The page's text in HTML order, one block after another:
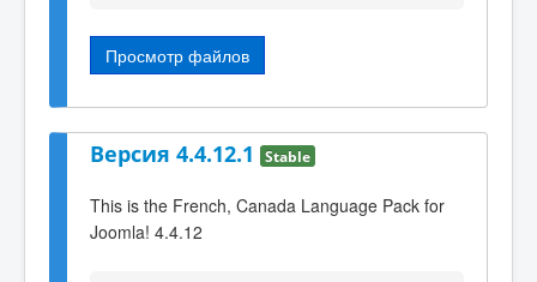
Просмотр файлов
Версия 4.4.12.1 Stable
This is the French, Canada Language Pack for
Joomla! 4.4.12